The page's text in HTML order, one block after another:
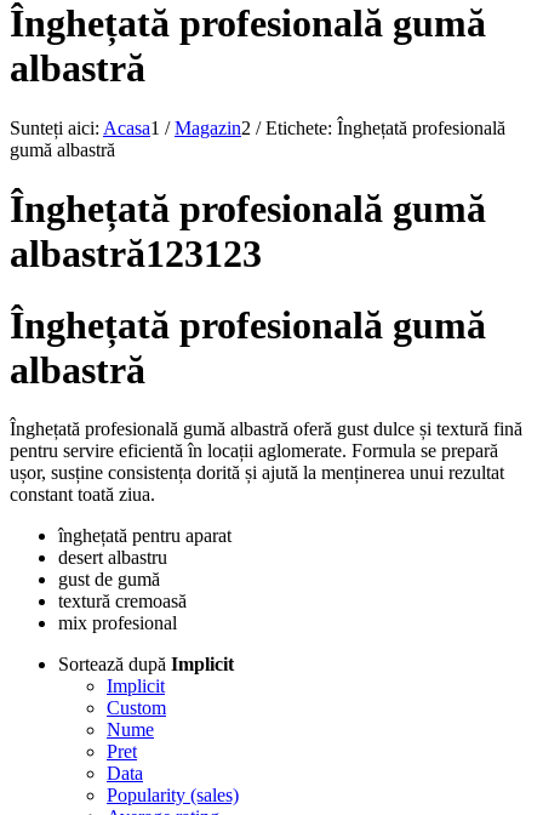
Înghețată profesională gumă
albastră
Sunteți aici: Acasa1 / Magazin2 / Etichete: Înghețată profesională
gumă albastră
Înghețată profesională gumă
albastră123123
Înghețată profesională gumă
albastră
Înghețată profesională gumă albastră oferă gust dulce și textură fină
pentru servire eficientă în locații aglomerate. Formula se prepară
ușor, susține consistența dorită și ajută la menținerea unui rezultat
constant toată ziua.
înghețată pentru aparat
desert albastru
gust de gumă
textură cremoasă
mix profesional
Sortează după Implicit
Implicit
Custom
Nume
Pret
Data
Popularity (sales)